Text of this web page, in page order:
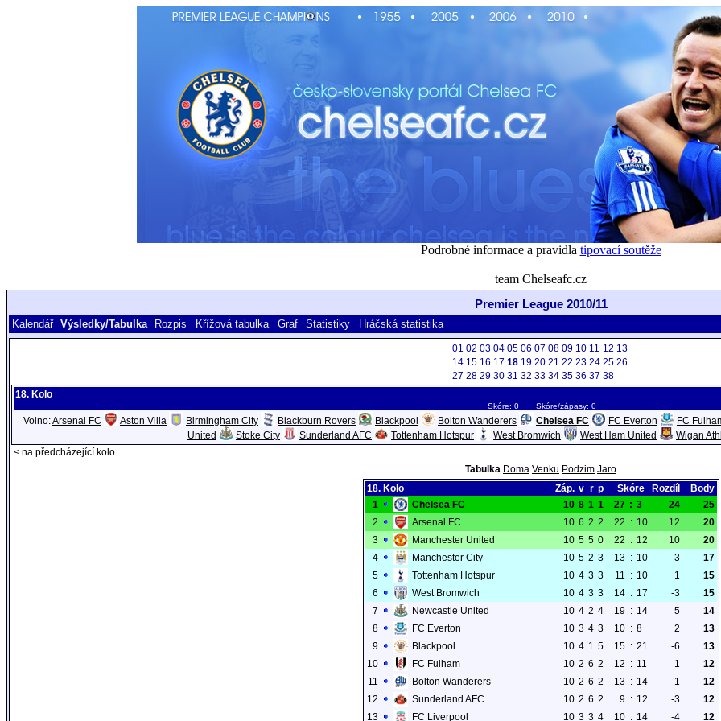
Podrobné informace a pravidla tipovací soutěže
team Chelseafc.cz
Premier League 2010/11
Kalendář Výsledky/Tabulka Rozpis Křížová tabulka Graf Statistiky Hráčská statistika
01 02 03 04 05 06 07 08 09 10 11 12 13
14 15 16 17 18 19 20 21 22 23 24 25 26
27 28 29 30 31 32 33 34 35 36 37 38
18. Kolo
Skóre: 0 Skóre/zápasy: 0
Volno:Arsenal FC Aston Villa Birmingham City Blackburn Rovers Blackpool Bolton Wanderers Chelsea FC FC Everton
FC
United
Stoke City Sunderland AFC Tottenham Hotspur West Bromwich West Ham United
Wigan
< na předcházející kolo
Tabulka Doma Venku Podzim Jaro
18. Kolo
Záp. v r p Skóre Rozdíl
Body
1
Chelsea FC 10 8 1 1 27 : 3 24
25
2
Arsenal FC 10 6 2 2 22 : 10 12
20
3
Manchester United 10 5 5 0 22 : 12 10
20
4
Manchester City 10 5 2 3 13 : 10 3
17
5
Tottenham Hotspur 10 4 3 3 11 : 10 1
15
6
West Bromwich 10 4 3 3 14 : 17 -3
15
7
Newcastle United 10 4 2 4 19 : 14 5
14
8
FC Everton 10 3 4 3 10 : 8 2
13
9
Blackpool 10 4 1 5 15 : 21 -6
13
10
FC Fulham 10 2 6 2 12 : 11 1
12
11
Bolton Wanderers 10 2 6 2 13 : 14 -1
12
12
Sunderland AFC 10 2 6 2 9 : 12 -3
12
13
FC Liverpool 10 3 3 4 10 : 14 -4 12